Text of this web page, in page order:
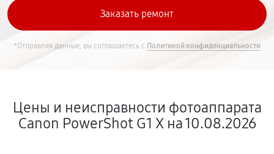
*Отправляя данные, вы соглашаетесь с Политикой конфиденциальности
Цены и неисправности фотоаппарата
Canon PowerShot G1 X на 10.08.2026